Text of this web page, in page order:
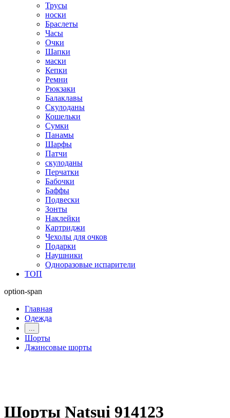
Трусы
носки
Браслеты
Часы
Очки
Шапки
маски
Кепки
Ремни
Рюкзаки
Балаклавы
Скулоданы
Кошельки
Сумки
Панамы
Шарфы
Патчи
скулоданы
Перчатки
Бабочки
Баффы
Подвески
Зонты
Наклейки
Картриджи
Чехолы для очков
Подарки
Наушники
Одноразовые испарители
ТОП
option-span
Главная
Одежда
Шорты
Джинсовые шорты
Шорты Natsui 914123